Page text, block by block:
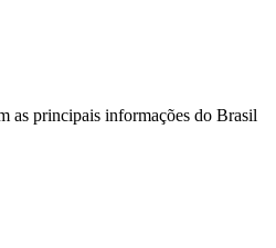
as principais informações do Brasil